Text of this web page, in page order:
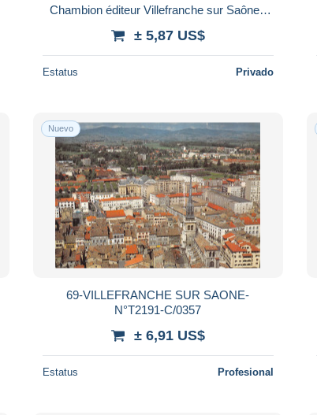
Chambion éditeur Villefranche sur Saône -
± 5,87 US$
Estatus Privado
Nuevo
69-VILLEFRANCHE SUR SAONE-
N°T2191-C/0357
± 6,91 US$
Estatus Profesional